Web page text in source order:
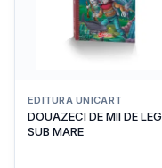
EDITURA UNICART
DOUAZECI DE MII DE
SUB MARE